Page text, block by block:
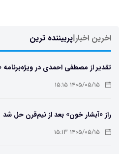
اخرین اخبار|پربیننده ترین
تقدیر از مصطفی احمدی در ویژه‌برنامه
۱۴۰۵/۰۵/۱۵ ۱۵:۱۵
راز «آبشار خون» بعد از نیم‌قرن حل شد
۱۴۰۵/۰۵/۱۵ ۱۵:۱۳